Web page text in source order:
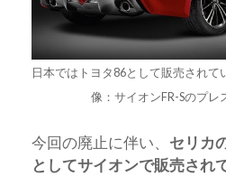
日本ではトヨタ86として販売されて
像：サイオンFR-Sのプレ
今回の廃止に伴い、 セリカ
としてサイオンで販売され